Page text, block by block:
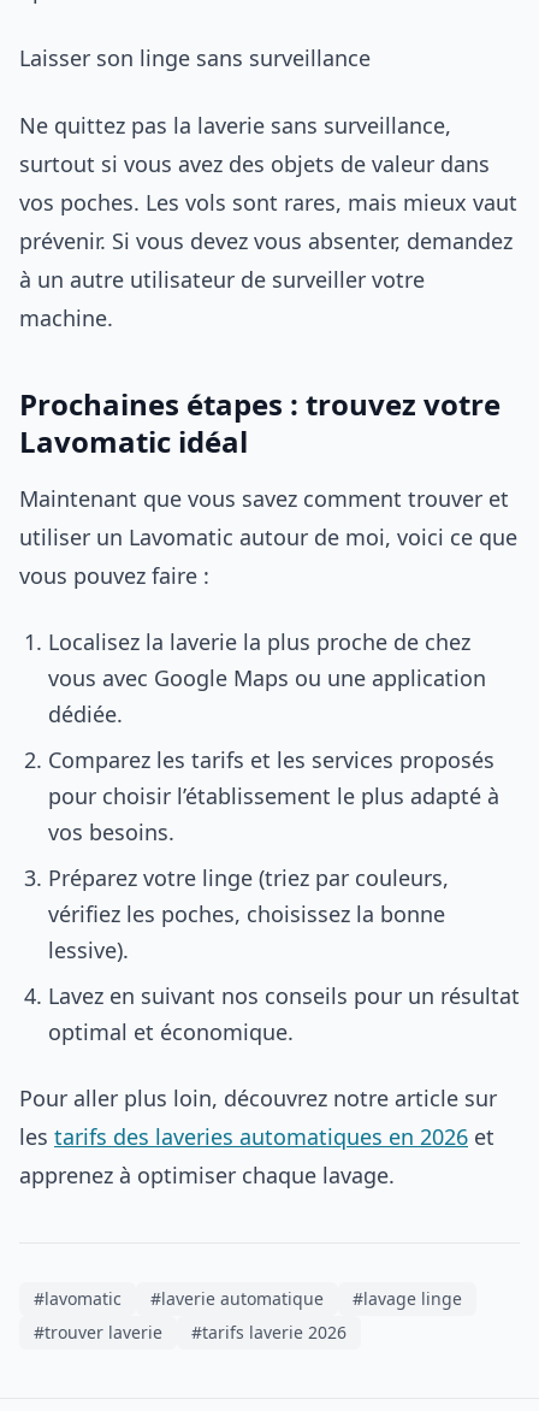
Laisser son linge sans surveillance
Ne quittez pas la laverie sans surveillance,
surtout si vous avez des objets de valeur dans
vos poches. Les vols sont rares, mais mieux vaut
prévenir. Si vous devez vous absenter, demandez
à un autre utilisateur de surveiller votre
machine.
Prochaines étapes : trouvez votre
Lavomatic idéal
Maintenant que vous savez comment trouver et
utiliser un Lavomatic autour de moi, voici ce que
vous pouvez faire :
Localisez la laverie la plus proche de chez
vous avec Google Maps ou une application
dédiée.
Comparez les tarifs et les services proposés
pour choisir l’établissement le plus adapté à
vos besoins.
Préparez votre linge (triez par couleurs,
vérifiez les poches, choisissez la bonne
lessive).
Lavez en suivant nos conseils pour un résultat
optimal et économique.
Pour aller plus loin, découvrez notre article sur
les tarifs des laveries automatiques en 2026 et
apprenez à optimiser chaque lavage.
#lavomatic #laverie automatique
#lavage linge
#trouver laverie
#tarifs laverie 2026